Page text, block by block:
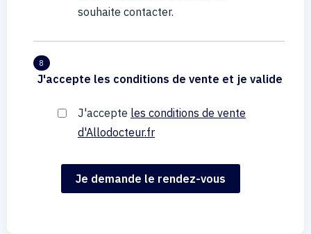
souhaite contacter.
8
J'accepte les conditions de vente et je valide
J'accepte les conditions de vente
d'Allodocteur.fr